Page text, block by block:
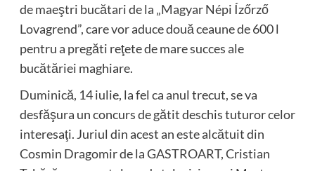
de maeştri bucătari de la „Magyar Népi Ízőrző
Lovagrend”, care vor aduce două ceaune de 600 l
pentru a pregăti reţete de mare succes ale
bucătăriei maghiare.
Duminică, 14 iulie, la fel ca anul trecut, se va
desfăşura un concurs de gătit deschis tuturor celor
interesaţi. Juriul din acest an este alcătuit din
Cosmin Dragomir de la GASTROART, Cristian